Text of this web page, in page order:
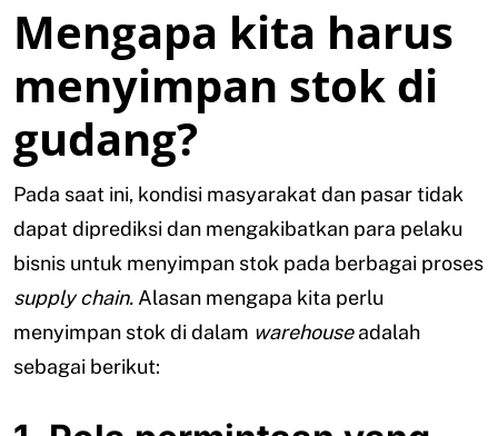
Mengapa kita harus
menyimpan stok di
gudang?
Pada saat ini, kondisi masyarakat dan pasar tidak
dapat diprediksi dan mengakibatkan para pelaku
bisnis untuk menyimpan stok pada berbagai proses
supply chain. Alasan mengapa kita perlu
menyimpan stok di dalam warehouseadalah
sebagai berikut: